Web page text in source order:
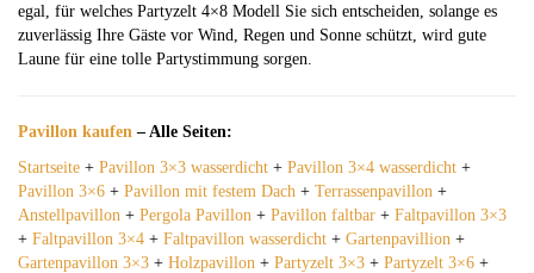
egal, für welches Partyzelt 4×8 Modell Sie sich entscheiden, solange es
zuverlässig Ihre Gäste vor Wind, Regen und Sonne schützt, wird gute
Laune für eine tolle Partystimmung sorgen.
Pavillon kaufen – Alle Seiten:
Startseite + Pavillon 3×3 wasserdicht + Pavillon 3×4 wasserdicht +
Pavillon 3×6 + Pavillon mit festem Dach + Terrassenpavillon +
Anstellpavillon + Pergola Pavillon + Pavillon faltbar + Faltpavillon 3×3
+ Faltpavillon 3×4 + Faltpavillon wasserdicht + Gartenpavillion +
Gartenpavillon 3×3 + Holzpavillon + Partyzelt 3×3 + Partyzelt 3×6 +